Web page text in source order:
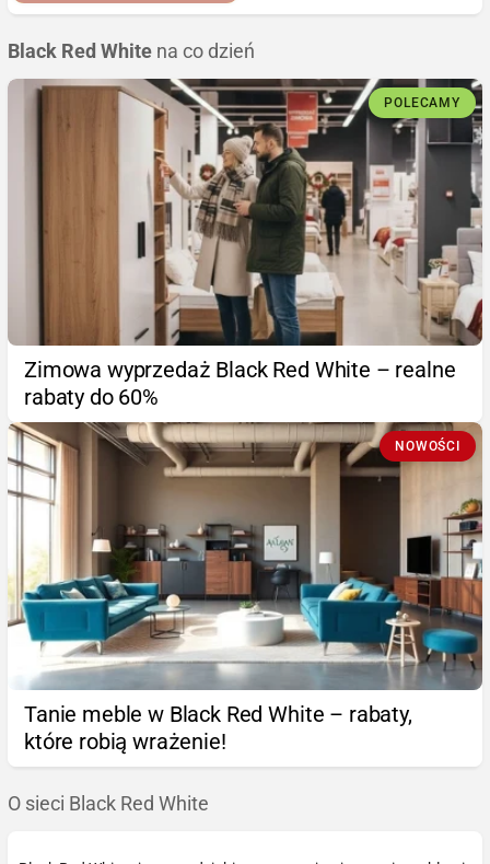
Black Red White na co dzień
POLECAMY
Zimowa wyprzedaż Black Red White – realne
rabaty do 60%
NOWOŚCI
Tanie meble w Black Red White – rabaty,
które robią wrażenie!
O sieci Black Red White